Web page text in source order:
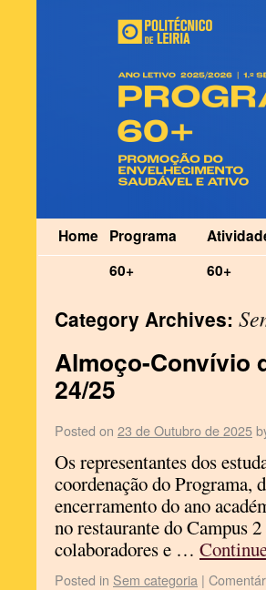
Home Programa
60+
60+
Category Archives:
Almoço-Convívio
24/25
Posted on 23 de Outubro de 2025
Os representantes dos
coordenação do Programa,
encerramento do ano
no restaurante do Campus
colaboradores e …
Posted in Sem categoria |